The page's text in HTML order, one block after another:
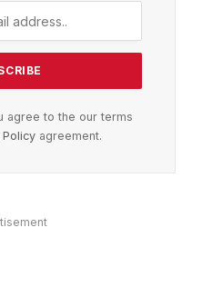
agree to the our terms
Policyagreement.